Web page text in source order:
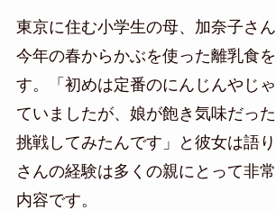
東京に住む小学生の母、加奈子さん
今年の春からかぶを使った離乳食
す。「初めは定番のにんじんやじ
ていましたが、娘が飽き気味だっ
挑戦してみたんです」と彼女は語
さんの経験は多くの親にとって非
内容です。